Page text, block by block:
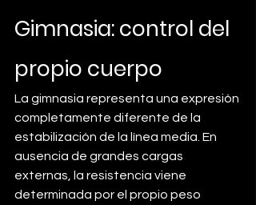
Gimnasia: control del
propio cuerpo
La gimnasia representa una expresión
completamente diferente de la
estabilización de la línea media. En
ausencia de grandes cargas
externas, la resistencia viene
determinada por el propio peso